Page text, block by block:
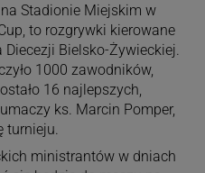
Stadionie Miejskim w
to rozgrywki kierowane
Diecezji Bielsko-Żywieckiej.
1000 zawodników,
16 najlepszych,
ks. Marcin Pomper,
turnieju.
ministrantów w dniach